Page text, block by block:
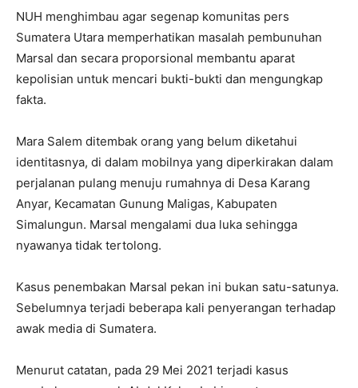
NUH menghimbau agar segenap komunitas pers
Sumatera Utara memperhatikan masalah pembunuhan
Marsal dan secara proporsional membantu aparat
kepolisian untuk mencari bukti-bukti dan mengungkap
fakta.
Mara Salem ditembak orang yang belum diketahui
identitasnya, di dalam mobilnya yang diperkirakan dalam
perjalanan pulang menuju rumahnya di Desa Karang
Anyar, Kecamatan Gunung Maligas, Kabupaten
Simalungun. Marsal mengalami dua luka sehingga
nyawanya tidak tertolong.
Kasus penembakan Marsal pekan ini bukan satu-satunya.
Sebelumnya terjadi beberapa kali penyerangan terhadap
awak media di Sumatera.
Menurut catatan, pada 29 Mei 2021 terjadi kasus